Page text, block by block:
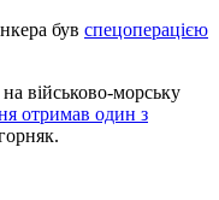
був спецоперацією
військово-морську
отримав один з